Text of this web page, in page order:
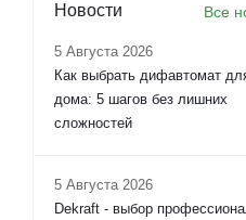
Новости Все
5 Августа 2026
Как выбрать дифавтомат
дома: 5 шагов без лишних
сложностей
5 Августа 2026
Dekraft - выбор